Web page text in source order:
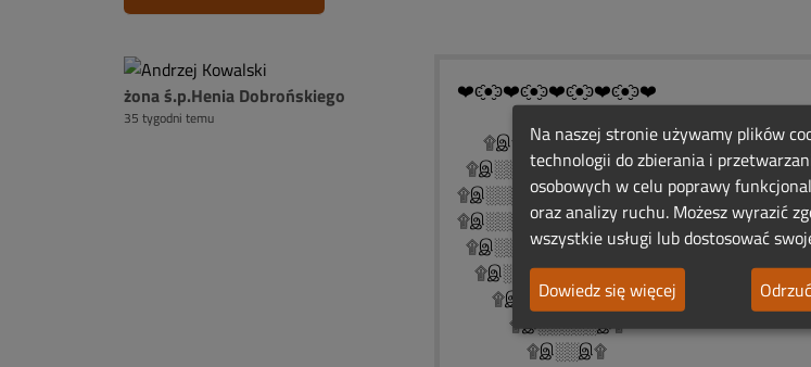
żona ś.p.Henia Dobrońskiego
35 tygodni temu
❤️ͼ̮̑●̮̑ͽ❤️ͼ̮̑●̮̑ͽ❤️ͼ̮̑●̮̑ͽ❤️ͼ̮̑●̮̑ͽ❤️
۩இ۩இ۩ ۩இ۩இ۩
۩இ░░░░۩இஇ۩░░░░இ۩
۩இ░░░░░░░۩░░░░░░இ۩
۩இ░░░Rocznicowe.░░░இ۩
۩இ░░Światełko░░░░இ۩
۩இ░░Pamięci░░░░இ۩
۩இ░░░░░░░░இ۩
۩இ░░░░░இ۩
۩இ░░இ۩
Na naszej stronie używamy plików
technologii do zbierania i
osobowych w celu poprawy
oraz analizy ruchu. Możesz wyrazić
wszystkie usługi lub dostosować
Dowiedz się więcej
Odrzuć